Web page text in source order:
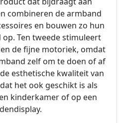
combineren de armband
en bouwen zo hun
Ten tweede stimuleert
de fijne motoriek, omdat
zelf om te doen of af
esthetische kwaliteit van
het ook geschikt is als
kinderkamer of op een